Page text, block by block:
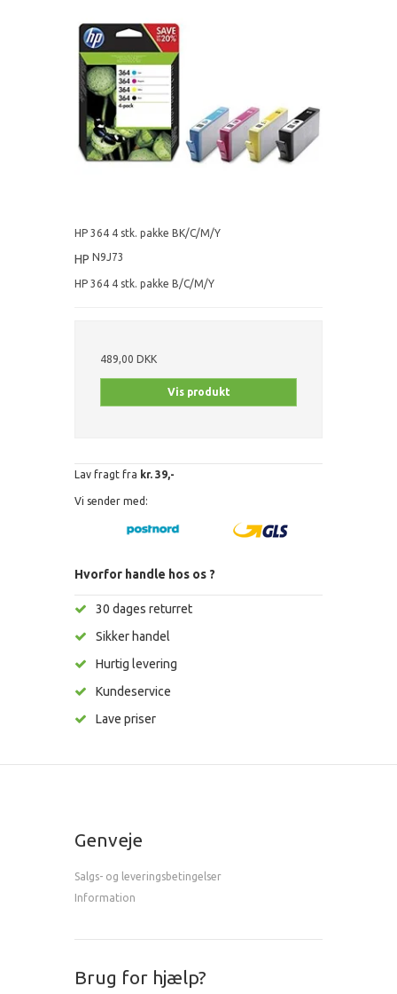
HP 364 4 stk. pakke BK/C/M/Y
HP N9J73
HP 364 4 stk. pakke B/C/M/Y
489,00 DKK
Vis produkt
Lav fragt fra kr. 39,-
Vi sender med:
Hvorfor handle hos os ?
30 dages returret
Sikker handel
Hurtig levering
Kundeservice
Lave priser
Genveje
Salgs- og leveringsbetingelser
Information
Brug for hjælp?